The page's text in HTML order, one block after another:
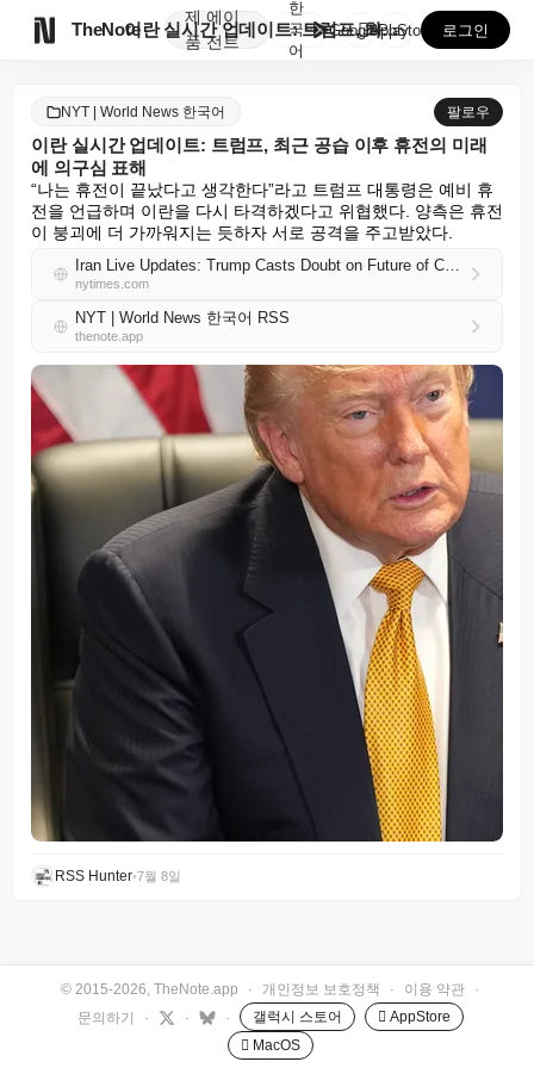
TheNote
제
품
에이
전트
이란 실시간 업데이트: 트럼프, 최근 공습 이후 휴전의...
한
국
어
GooglePlay
AppStore 로그인
NYT | World News 한국어 팔로우
이란 실시간 업데이트: 트럼프, 최근 공습 이후 휴전의 미래
에 의구심 표해
“나는 휴전이 끝났다고 생각한다”라고 트럼프 대통령은 예비 휴
전을 언급하며 이란을 다시 타격하겠다고 위협했다. 양측은 휴전
이 붕괴에 더 가까워지는 듯하자 서로 공격을 주고받았다.
Iran Live Updates: Trump Casts Doubt on Future of Cease-Fire After Latest Strikes
nytimes.com
NYT | World News 한국어 RSS
thenote.app
RSS Hunter•7월 8일
© 2015-2026, TheNote.app · 개인정보 보호정책 · 이용 약관
·
문의하기
· · · 갤럭시 스토어
 AppStore
 MacOS